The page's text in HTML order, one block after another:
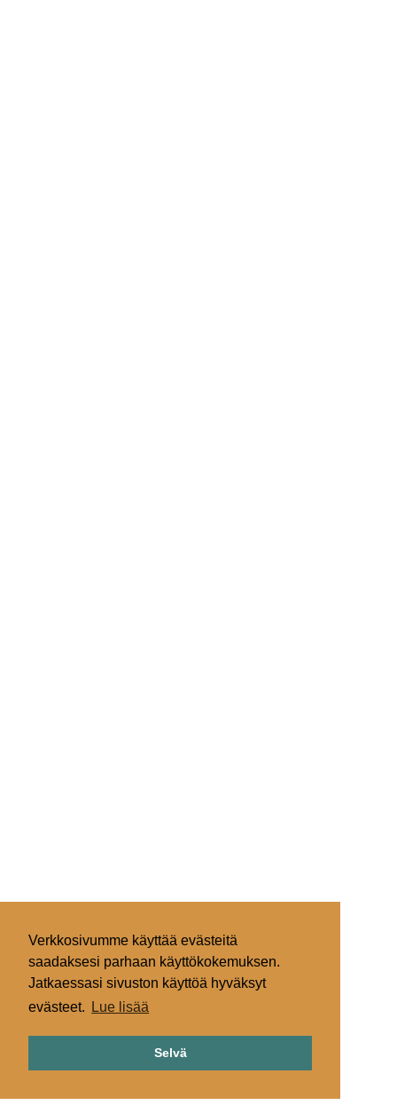
Verkkosivumme käyttää evästeitä
saadaksesi parhaan käyttökokemuksen.
Jatkaessasi sivuston käyttöä hyväksyt
evästeet.
Lue lisää
Selvä